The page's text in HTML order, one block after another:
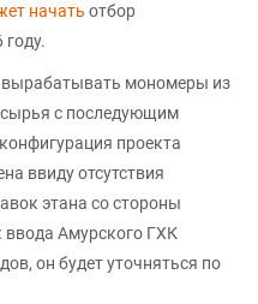
начать отбор
мономеры из
с последующим
проекта
ввиду отсутствия
этана со стороны
ввода Амурского ГХК
он будет уточняться по